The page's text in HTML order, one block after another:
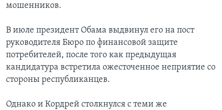
мошенников.
В июле президент Обама выдвинул его на пост
руководителя Бюро по финансовой защите
потребителей, после того как предыдущая
кандидатура встретила ожесточенное неприятие со
стороны республиканцев.
Однако и Кордрей столкнулся с теми же